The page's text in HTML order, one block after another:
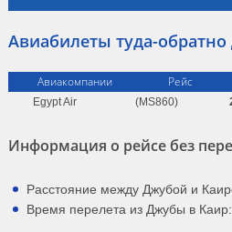
Egypt Air
15:35 21:25 4ч.
Egypt Air
(MS 860)
15:35 20:25 4ч.
Egypt Air
22:30 4ч.
Авиабилеты туда-
Авиакомпании Рейс
Egypt Air (MS860)
Информация о рейсе без
Расстояние между Джубой и
Время перелета из Джубы в